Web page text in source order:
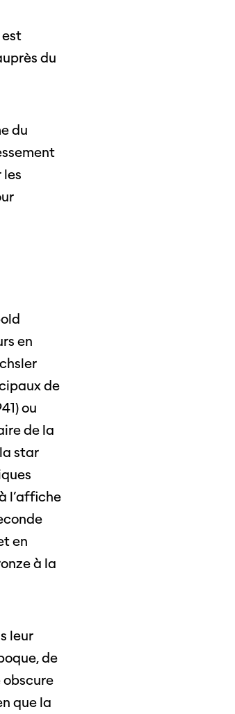
du
du
les
en
de
ou
de la
star
l’affiche
en
à la
leur
de
obscure
que la